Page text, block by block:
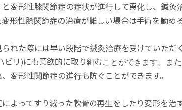
変形性膝関節症の症状が進行して悪化し、鍼
形性膝関節症の治療が難しい場合は手術を勧め
れた際には早い段階で鍼灸治療を受けていた
ビリ)にも意欲的に取り組むことができます。ま
変形性関節症の進行も防ぐことができます。
よってすり減った軟骨の再生をしたり変形を